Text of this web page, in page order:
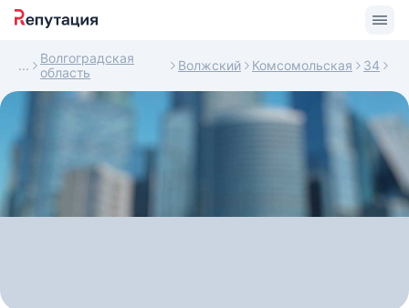
Волгоградская
область
Волжский Комсомольская 34